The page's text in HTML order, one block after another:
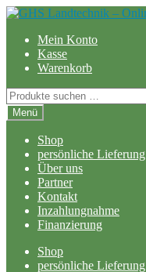
Zur
springen
Zum
springenMein Konto
Kasse
Warenkorb
Suchen
nach:
Menü
Shop
persönliche Lieferung
Über uns
Partner
Kontakt
Inzahlungnahme
Finanzierung
Shop
persönliche Lieferung